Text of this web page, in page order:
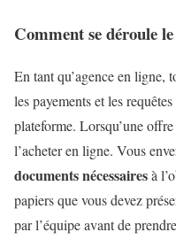
Comment se déroule
En tant qu’agence en ligne,
les payements et les
plateforme. Lorsqu’une
l’acheter en ligne. Vous
documents nécessairesà
papiers que vous devez
par l’équipe avant de